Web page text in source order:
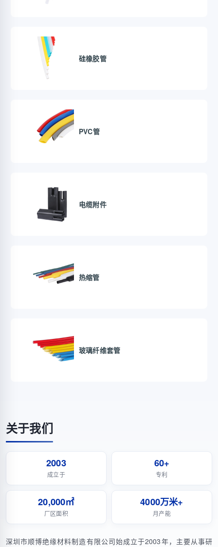
硅橡胶管
PVC管
电缆附件
热缩管
玻璃纤维套管
关于我们
2003
成立于
60+
专利
20,000㎡
厂区面积
4000万米+
月产能
深圳市顺博绝缘材料制造有限公司始成立于2003年，主要从事研